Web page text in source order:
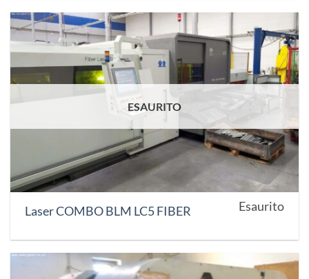
ESAURITO
Laser COMBO BLM LC5 FIBER Esaurito